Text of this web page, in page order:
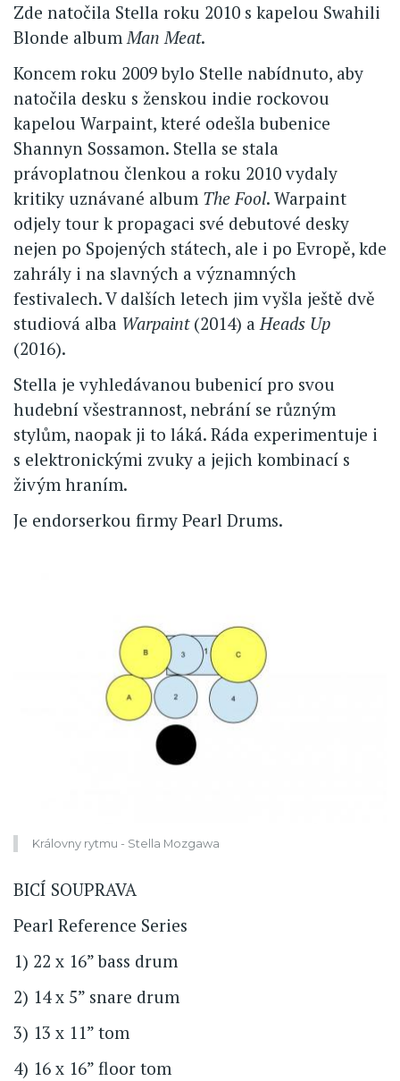
Zde natočila Stella roku 2010 s kapelou Swahili
Blonde albumMan Meat.
Koncem roku 2009 bylo Stelle nabídnuto, aby
natočila desku s ženskou indie rockovou
kapelou Warpaint, které odešla bubenice
Shannyn Sossamon. Stella se stala
právoplatnou členkou a roku 2010 vydaly
kritiky uznávané album The Fool. Warpaint
odjely tour k propagaci své debutové desky
nejen po Spojených státech, ale i po Evropě, kde
zahrály i na slavných a významných
festivalech. V dalších letech jim vyšla ještě dvě
studiová alba Warpaint(2014) aHeads Up
(2016).
Stella je vyhledávanou bubenicí pro svou
hudební všestrannost, nebrání se různým
stylům, naopak ji to láká. Ráda experimentuje i
s elektronickými zvuky a jejich kombinací s
živým hraním.
Je endorserkou firmy Pearl Drums.
Královny rytmu - Stella Mozgawa
BICÍ SOUPRAVA
Pearl Reference Series
1) 22 x 16” bass drum
2) 14 x 5” snare drum
3) 13 x 11” tom
4) 16 x 16” floor tom